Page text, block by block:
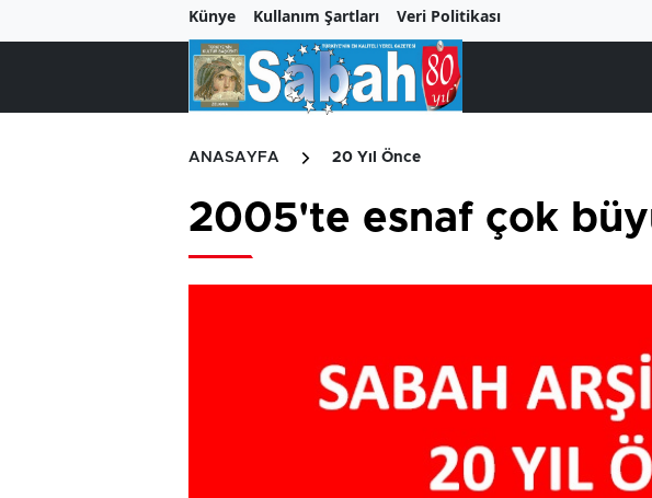
Künye Kullanım Şartları Veri Politikası
ANASAYFA 20 Yıl Önce
2005'te esnaf çok